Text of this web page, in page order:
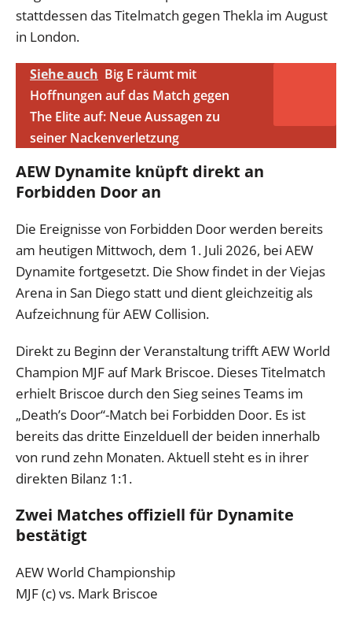
stattdessen das Titelmatch gegen Thekla im August
in London.
Siehe auch Big E räumt mit
Hoffnungen auf das Match gegen
The Elite auf: Neue Aussagen zu
seiner Nackenverletzung
AEW Dynamite knüpft direkt an
Forbidden Door an
Die Ereignisse von Forbidden Door werden bereits
am heutigen Mittwoch, dem 1. Juli 2026, bei AEW
Dynamite fortgesetzt. Die Show findet in der Viejas
Arena in San Diego statt und dient gleichzeitig als
Aufzeichnung für AEW Collision.
Direkt zu Beginn der Veranstaltung trifft AEW World
Champion MJF auf Mark Briscoe. Dieses Titelmatch
erhielt Briscoe durch den Sieg seines Teams im
„Death’s Door“-Match bei Forbidden Door. Es ist
bereits das dritte Einzelduell der beiden innerhalb
von rund zehn Monaten. Aktuell steht es in ihrer
direkten Bilanz 1:1.
Zwei Matches offiziell für Dynamite
bestätigt
AEW World Championship
MJF (c) vs. Mark Briscoe